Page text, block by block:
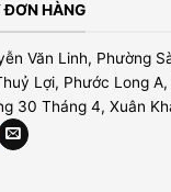
ĐƠN HÀNG
Văn Linh, Phường
Lợi, Phước Long A,
30 Tháng 4, Xuân